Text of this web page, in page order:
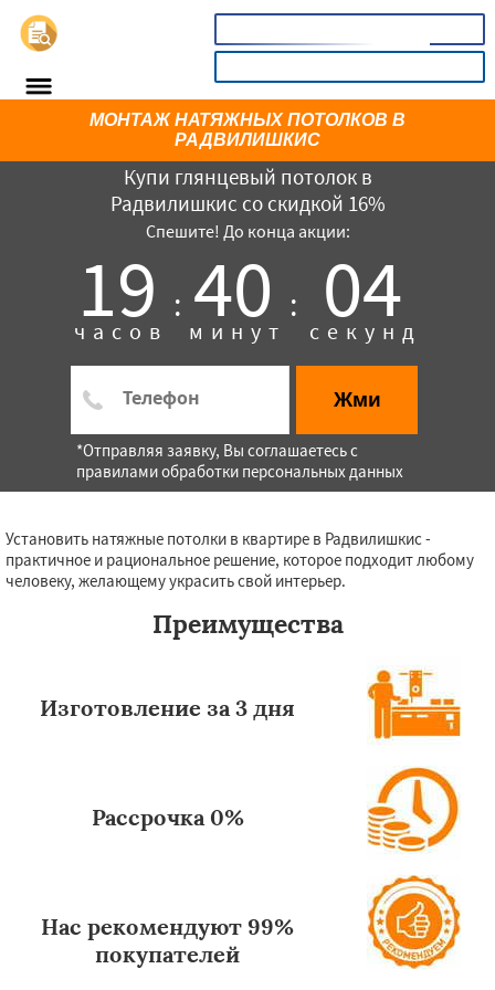
Купи глянцевый потолок в
Радвилишкис со скидкой 16%
Спешите! До конца акции:
19 :
часов 40 :
минут 04
секунд
Жми
*Отправляя заявку, Вы соглашаетесь с
правилами обработки персональных данных
МОНТАЖ НАТЯЖНЫХ ПОТОЛКОВ В
РАДВИЛИШКИС
Установить натяжные потолки в квартире в Радвилишкис -
практичное и рациональное решение, которое подходит любому
человеку, желающему украсить свой интерьер.
Преимущества
Изготовление за 3 дня
Рассрочка 0%
Нас рекомендуют 99%
покупателей
×
Даю согласие на обработку персональных данных